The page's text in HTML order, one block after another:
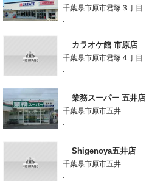
千葉県市原市君塚３丁目
-
カラオケ館 市原店
千葉県市原市君塚４丁目
-
業務スーパー 五井店
千葉県市原市五井
-
Shigenoya五井店
千葉県市原市五井
-